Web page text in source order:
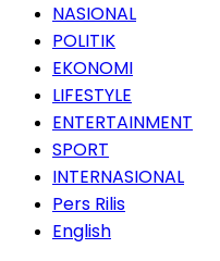
NASIONAL
POLITIK
EKONOMI
LIFESTYLE
ENTERTAINMENT
SPORT
INTERNASIONAL
Pers Rilis
English